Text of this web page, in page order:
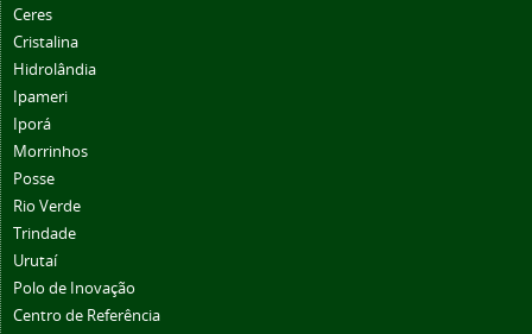
Ceres
Cristalina
Hidrolândia
Ipameri
Iporá
Morrinhos
Posse
Rio Verde
Trindade
Urutaí
Polo de Inovação
Centro de Referência